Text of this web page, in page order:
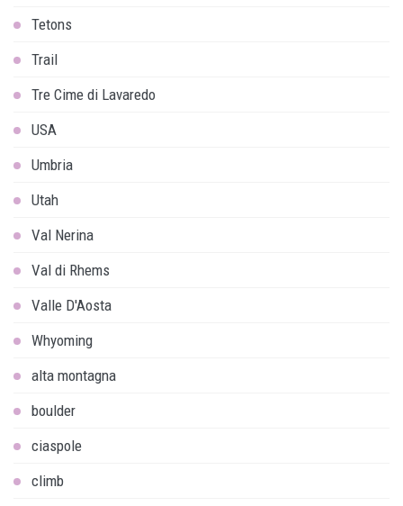
Tetons
Trail
Tre Cime di Lavaredo
USA
Umbria
Utah
Val Nerina
Val di Rhems
Valle D'Aosta
Whyoming
alta montagna
boulder
ciaspole
climb